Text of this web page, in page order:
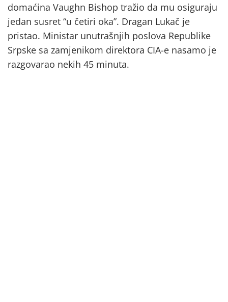
domaćina Vaughn Bishop tražio da mu osiguraju
jedan susret “u četiri oka”. Dragan Lukač je
pristao. Ministar unutrašnjih poslova Republike
Srpske sa zamjenikom direktora CIA-e nasamo je
razgovarao nekih 45 minuta.